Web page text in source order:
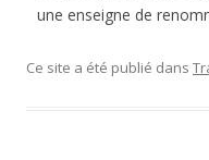
une enseigne de
Ce site a été publié dans